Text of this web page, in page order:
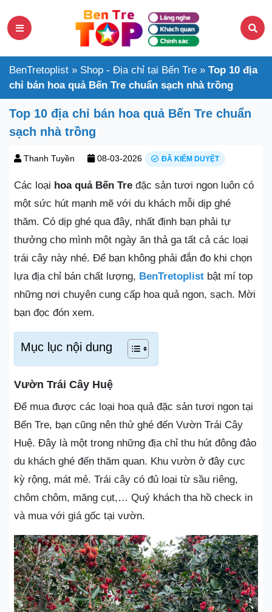
BenTretoplist » Shop - Địa chỉ tại Bến Tre » Top 10 địa
chỉ bán hoa quả Bến Tre chuẩn sạch nhà trồng
Top 10 địa chỉ bán hoa quả Bến Tre chuẩn
sạch nhà trồng
Thanh Tuyền 08-03-2026 ĐÃ KIỂM DUYỆT
Các loại hoa quả Bến Tre đặc sản tươi ngon luôn có
một sức hút mạnh mẽ với du khách mỗi dịp ghé
thăm. Có dịp ghé qua đây, nhất định bạn phải tự
thưởng cho mình một ngày ăn thả ga tất cả các loại
trái cây này nhé. Để bạn không phải đắn đo khi chọn
lựa địa chỉ bán chất lượng, BenTretoplist bật mí top
những nơi chuyên cung cấp hoa quả ngon, sạch. Mời
bạn đọc đón xem.
Mục lục nội dung
Vườn Trái Cây Huệ
Để mua được các loại hoa quả đặc sản tươi ngon tại
Bến Tre, bạn cũng nên thử ghé đến Vườn Trái Cây
Huệ. Đây là một trong những địa chỉ thu hút đông đảo
du khách ghé đến thăm quan. Khu vườn ở đây cực
kỳ rộng, mát mẻ. Trái cây có đủ loại từ sầu riêng,
chôm chôm, măng cụt,… Quý khách tha hồ check in
và mua với giá gốc tại vườn.